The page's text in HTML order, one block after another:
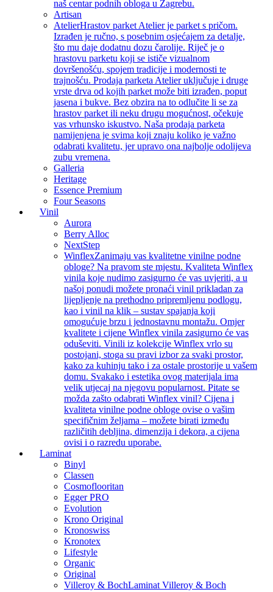
naš centar podnih obloga u Zagrebu.
Artisan
AtelierHrastov parket Atelier je parket s pričom.
Izrađen je ručno, s posebnim osjećajem za detalje,
što mu daje dodatnu dozu čarolije. Riječ je o
hrastovu parketu koji se ističe vizualnom
dovršenošću, spojem tradicije i modernosti te
trajnošću. Prodaja parketa Atelier uključuje i druge
vrste drva od kojih parket može biti izrađen, poput
jasena i bukve. Bez obzira na to odlučite li se za
hrastov parket ili neku drugu mogućnost, očekuje
vas vrhunsko iskustvo. Naša prodaja parketa
namijenjena je svima koji znaju koliko je važno
odabrati kvalitetu, jer upravo ona najbolje odolijeva
zubu vremena.
Galleria
Heritage
Essence Premium
Four Seasons
Vinil
Aurora
Berry Alloc
NextStep
WinflexZanimaju vas kvalitetne vinilne podne
obloge? Na pravom ste mjestu. Kvaliteta Winflex
vinila koje nudimo zasigurno će vas uvjeriti, a u
našoj ponudi možete pronaći vinil prikladan za
lijepljenje na prethodno pripremljenu podlogu,
kao i vinil na klik – sustav spajanja koji
omogućuje brzu i jednostavnu montažu. Omjer
kvalitete i cijene Winflex vinila zasigurno će vas
oduševiti. Vinili iz kolekcije Winflex vrlo su
postojani, stoga su pravi izbor za svaki prostor,
kako za kuhinju tako i za ostale prostorije u vašem
domu. Svakako i estetika ovog materijala ima
velik utjecaj na njegovu popularnost. Pitate se
možda zašto odabrati Winflex vinil? Cijena i
kvaliteta vinilne podne obloge ovise o vašim
specifičnim željama – možete birati između
različitih debljina, dimenzija i dekora, a cijena
ovisi i o razredu uporabe.
Laminat
Binyl
Classen
Cosmoflooritan
Egger PRO
Evolution
Krono Original
Kronoswiss
Kronotex
Lifestyle
Organic
Original
Villeroy & BochLaminat Villeroy & Boch